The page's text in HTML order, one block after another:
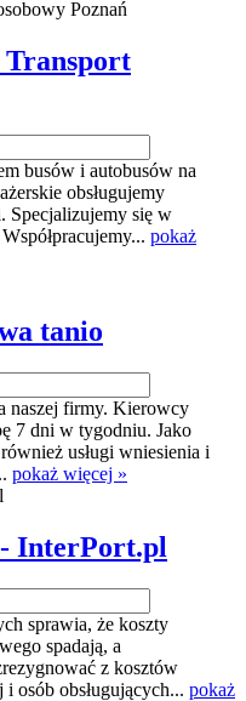
Transport
busów i autobusów na
obsługujemy
Specjalizujemy się w
pokaż
tanio
naszej firmy. Kierowcy
7 dni w tygodniu. Jako
usługi wniesienia i
pokaż więcej »
InterPort.pl
sprawia, że koszty
spadają, a
z kosztów
osób obsługujących... pokaż